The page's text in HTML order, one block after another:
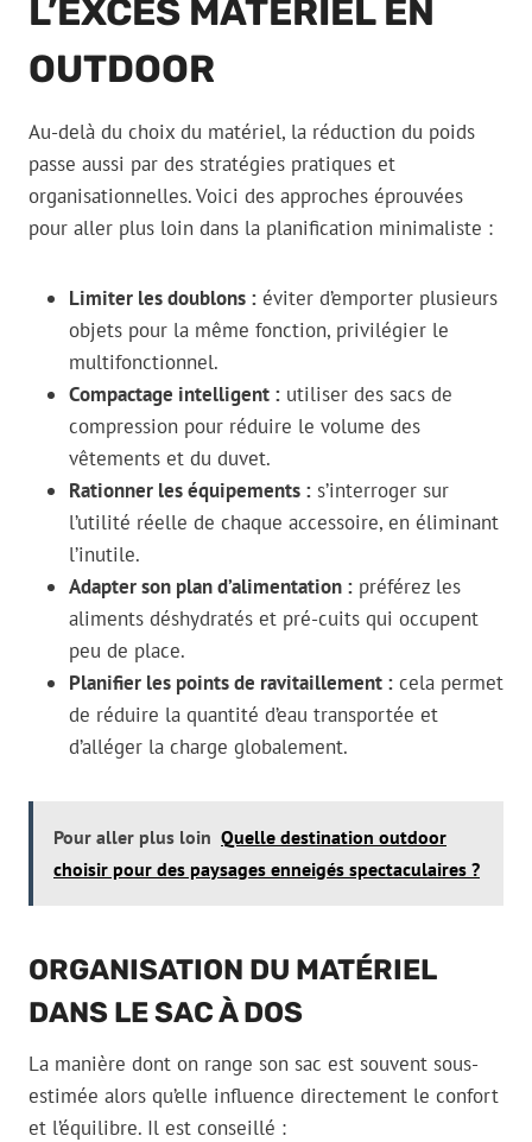
L’EXCÈS MATÉRIEL EN
OUTDOOR
Au-delà du choix du matériel, la réduction du poids
passe aussi par des stratégies pratiques et
organisationnelles. Voici des approches éprouvées
pour aller plus loin dans la planification minimaliste :
Limiter les doublons : éviter d’emporter plusieurs
objets pour la même fonction, privilégier le
multifonctionnel.
Compactage intelligent : utiliser des sacs de
compression pour réduire le volume des
vêtements et du duvet.
Rationner les équipements : s’interroger sur
l’utilité réelle de chaque accessoire, en éliminant
l’inutile.
Adapter son plan d’alimentation : préférez les
aliments déshydratés et pré-cuits qui occupent
peu de place.
Planifier les points de ravitaillement : cela permet
de réduire la quantité d’eau transportée et
d’alléger la charge globalement.
Pour aller plus loin Quelle destination outdoor
choisir pour des paysages enneigés spectaculaires ?
ORGANISATION DU MATÉRIEL
DANS LE SAC À DOS
La manière dont on range son sac est souvent sous-
estimée alors qu’elle influence directement le confort
et l’équilibre. Il est conseillé :